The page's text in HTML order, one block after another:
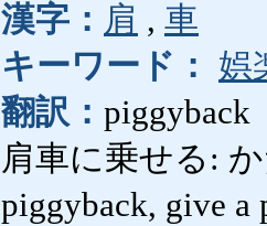
漢字： 肩 , 車
キーワード：
娯
翻訳： piggyback
肩車に乗せる:
piggyback, give a